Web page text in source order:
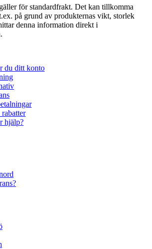
för standardfrakt. Det kan tillkomma
på grund av produkternas vikt, storlek
denna information direkt i
du ditt konto
hjälp?